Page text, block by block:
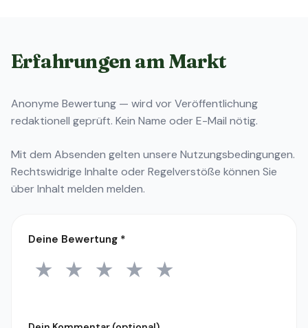
Erfahrungen am Markt
Anonyme Bewertung — wird vor Veröffentlichung
redaktionell geprüft. Kein Name oder E-Mail nötig.
Mit dem Absenden gelten unsere Nutzungsbedingungen.
Rechtswidrige Inhalte oder Regelverstöße können Sie
überInhalt melden melden.
Deine Bewertung *
1 Stern
★ 2 Sterne
★ 3 Sterne
★ 4 Sterne
★ 5 Sterne
★